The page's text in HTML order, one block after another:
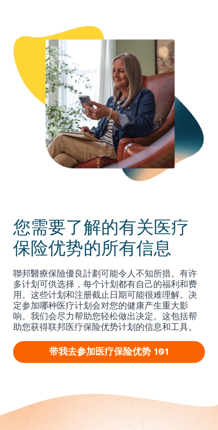
您需要了解的有关医疗
保险优势的所有信息
聯邦醫療保險優良計劃可能令人不知所措。有许
多计划可供选择，每个计划都有自己的福利和费
用。这些计划和注册截止日期可能很难理解。决
定参加哪种医疗计划会对您的健康产生重大影
响。我们会尽力帮助您轻松做出决定。这包括帮
助您获得联邦医疗保险优势计划的信息和工具。
带我去参加医疗保险优势 101